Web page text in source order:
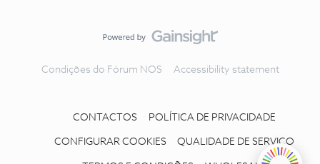
Condições do Fórum NOS Accessibility statement
CONTACTOS POLÍTICA DE PRIVACIDADE
CONFIGURAR COOKIES QUALIDADE DE SERVIÇO